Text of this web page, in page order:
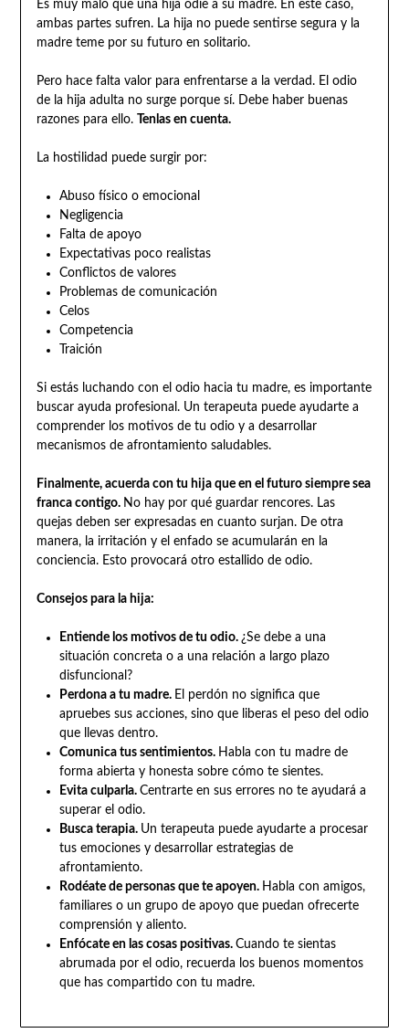
Es muy malo que una hija odie a su madre. En este caso,
ambas partes sufren. La hija no puede sentirse segura y la
madre teme por su futuro en solitario.
Pero hace falta valor para enfrentarse a la verdad. El odio
de la hija adulta no surge porque sí. Debe haber buenas
razones para ello.
Tenlas en cuenta.
La hostilidad puede surgir por:
Abuso físico o emocional
Negligencia
Falta de apoyo
Expectativas poco realistas
Conflictos de valores
Problemas de comunicación
Celos
Competencia
Traición
Si estás luchando con el odio hacia tu madre, es importante
buscar ayuda profesional. Un terapeuta puede ayudarte a
comprender los motivos de tu odio y a desarrollar
mecanismos de afrontamiento saludables.
Finalmente, acuerda con tu hija que en el futuro siempre sea
franca contigo. No hay por qué guardar rencores. Las
quejas deben ser expresadas en cuanto surjan. De otra
manera, la irritación y el enfado se acumularán en la
conciencia. Esto provocará otro estallido de odio.
Consejos para la hija:
Entiende los motivos de tu odio. ¿Se debe a una
situación concreta o a una relación a largo plazo
disfuncional?
Perdona a tu madre. El perdón no significa que
apruebes sus acciones, sino que liberas el peso del odio
que llevas dentro.
Comunica tus sentimientos. Habla con tu madre de
forma abierta y honesta sobre cómo te sientes.
Evita culparla. Centrarte en sus errores no te ayudará a
superar el odio.
Busca terapia. Un terapeuta puede ayudarte a procesar
tus emociones y desarrollar estrategias de
afrontamiento.
Rodéate de personas que te apoyen. Habla con amigos,
familiares o un grupo de apoyo que puedan ofrecerte
comprensión y aliento.
Enfócate en las cosas positivas. Cuando te sientas
abrumada por el odio, recuerda los buenos momentos
que has compartido con tu madre.